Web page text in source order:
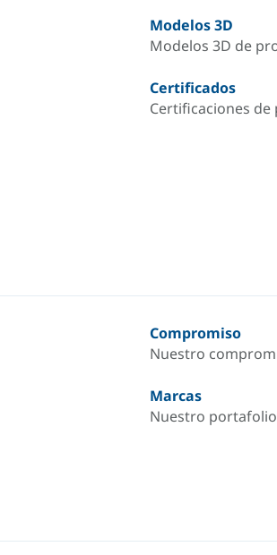
Modelos 3D
Modelos 3D de
Certificados
Certificaciones
Compromiso
Nuestro
Marcas
Nuestro